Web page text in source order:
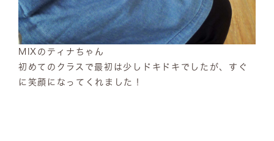
MIXのティナちゃん
初めてのクラスで最初は少しドキドキでしたが、すぐ
に笑顔になってくれました！